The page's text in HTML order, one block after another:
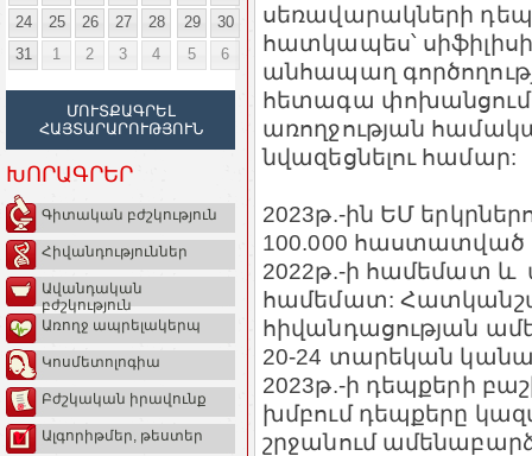
24
25 26 27 28 29
30
31
1 2 3 4 5 6
ՄՈՒՏՔԱԳՐԵԼ
ՀԱՅՏԱՐԱՐՈՒԹՅՈՒՆ
ԽՈՐԱԳՐԵՐ
Գիտական բժշկություն
Հիվանդություններ
Ավանդական
բժշկություն
Առողջ ապրելակերպ
Կոսմետոլոգիա
Բժշկական իրավունք
Ալգորիթմեր, թեստեր
սեռավարակների
հատկապես՝ սիֆիլիսի
անհապաղ
հետագա
առողջության
նվազեցնելու համար:
2023թ.-ին ԵՄ
100.000 հաստատված
2022թ.-ի համեմատ և
համեմատ:
հիվանդացության
20-24 տարեկան
2023թ.-ի դեպքերի
խմբում դեպքերը
շրջանում